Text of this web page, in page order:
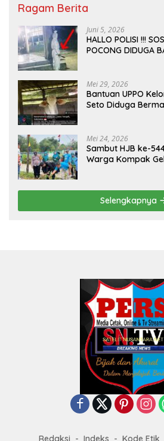
Ragam Berita
Juni 5, 2026
HALLO POLISI !!!
POCONG DIDUGA
Mei 29, 2026
Bantuan UPPO
Seto Diduga
Mei 24, 2026
Sambut HJB ke-
Warga Kompak
Selengkapnya
Redaksi Indeks Kode Etik